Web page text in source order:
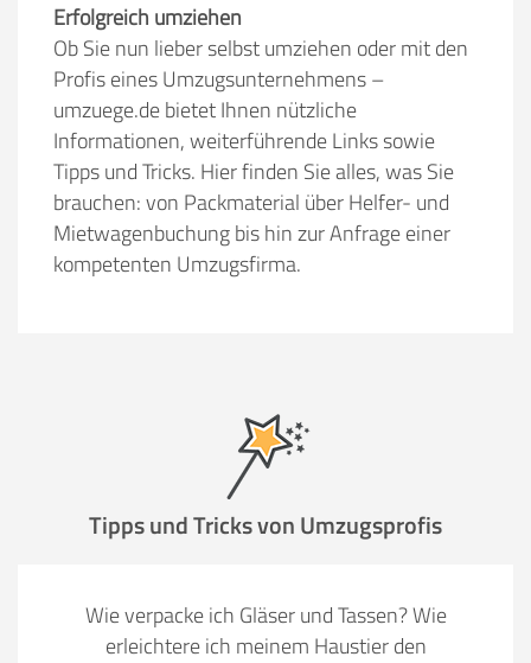
Erfolgreich umziehen
Ob Sie nun lieber selbst umziehen oder mit den
Profis eines Umzugsunternehmens –
umzuege.de bietet Ihnen nützliche
Informationen, weiterführende Links sowie
Tipps und Tricks. Hier finden Sie alles, was Sie
brauchen: von Packmaterial über Helfer- und
Mietwagenbuchung bis hin zur Anfrage einer
kompetenten Umzugsfirma.
Tipps und Tricks von Umzugsprofis
Wie verpacke ich Gläser und Tassen? Wie
erleichtere ich meinem Haustier den